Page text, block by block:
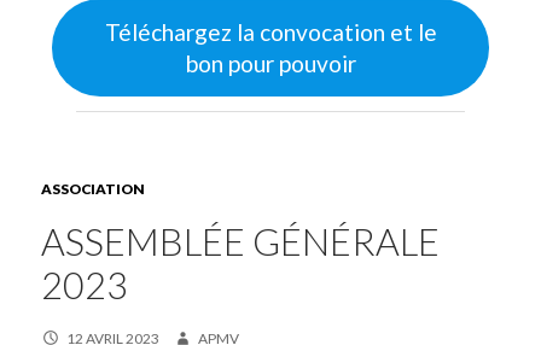
Téléchargez la convocation et le
bon pour pouvoir
ASSOCIATION
ASSEMBLÉE GÉNÉRALE
2023
12 AVRIL 2023 APMV